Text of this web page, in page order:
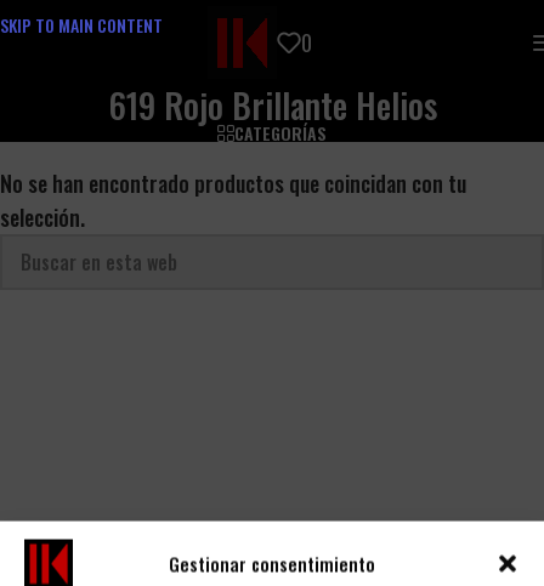
Gestionar consentimiento
SKIP TO MAIN CONTENT
0
619 Rojo Brillante Helios
CATEGORÍAS
No se han encontrado productos que coincidan con tu
selección.